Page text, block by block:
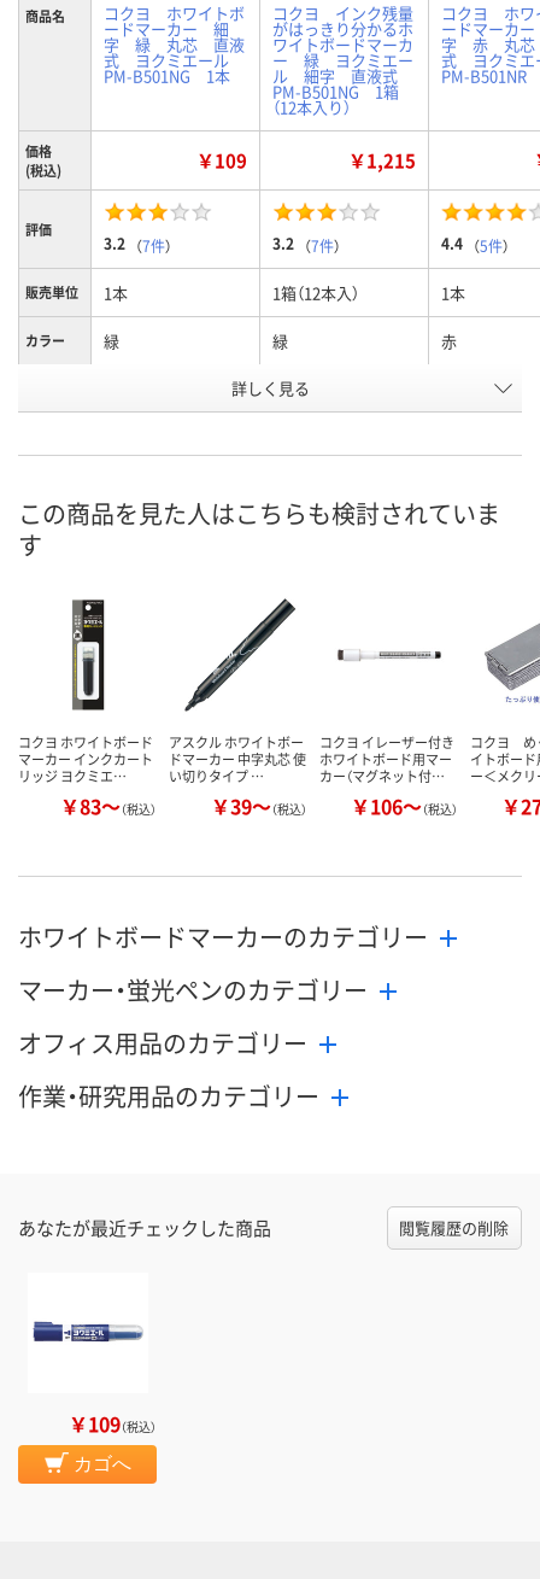
商品名 コクヨ ホワイトボ
ードマーカー 細
字 緑 丸芯 直液
式 ヨクミエール
PM-B501NG 1本
コクヨ インク残量
がはっきり分かるホ
ワイトボードマーカ
ー 緑 ヨクミエー
ル 細字 直液式
PM-B501NG 1箱
（12本入り）
コクヨ ホワ
ードマーカ
字 赤 丸
式 ヨクミ
PM-
価格
(税込)
￥109 ￥1,215
評価
3.2 （7件） 3.2 （7件） 4.4 （5件）
販売単位 1本 1箱（12本入） 1本
カラー 緑 緑 赤
P237964 9564605
8月11日（火）
詳しく見る
この商品を見た人はこちらも検討されていま
す
コクヨ ホワイトボード
マーカー インクカート
リッジ ヨクミエ…
￥83～（税込）
アスクル ホワイトボー
ドマーカー 中字丸芯 使
い切りタイプ …
￥39～（税込）
コクヨ イレーザー付き
ホワイトボード用マー
カー（マグネット付…
￥106～（税込）
コクヨ め
イトボー
ー＜メク
￥
ホワイトボードマーカーのカテゴリー
マーカー・蛍光ペンのカテゴリー
オフィス用品のカテゴリー
作業・研究用品のカテゴリー
あなたが最近チェックした商品 閲覧履歴の削除
￥109（税込）
カゴへ